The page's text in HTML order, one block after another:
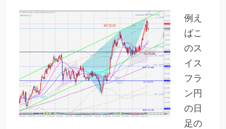
例え
ばこ
のス
イス
フラ
ン円
の日
足の